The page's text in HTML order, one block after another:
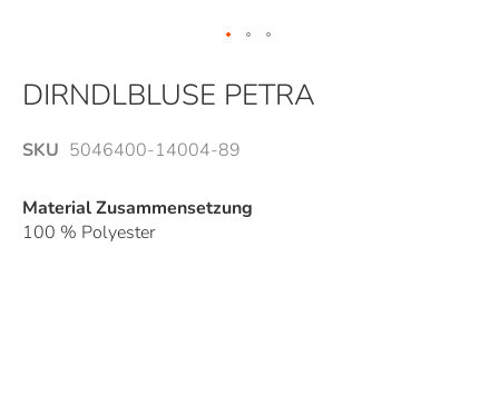
DIRNDLBLUSE PETRA
SKU 5046400-14004-89
Material Zusammensetzung
100 % Polyester
Anfang
der
Bildergalerie
springen